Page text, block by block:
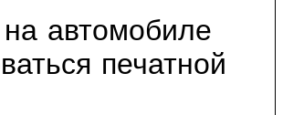
автомобиле
печатной